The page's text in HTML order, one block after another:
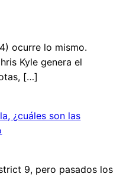
ocurre lo mismo.
Kyle genera el
[…]
¿cuáles son las
9, pero pasados los